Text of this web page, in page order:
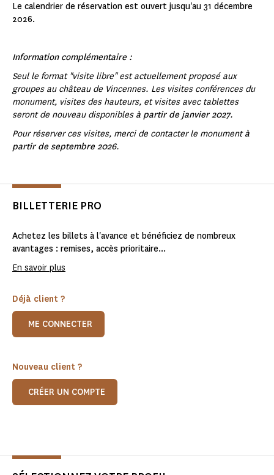
Le calendrier de réservation est ouvert jusqu'au 31 décembre
2026.
Information complémentaire :
Seul le format "visite libre" est actuellement proposé aux
groupes au château de Vincennes. Les visites conférences du
monument, visites des hauteurs, et visites avec tablettes
seront de nouveau disponibles à partir de janvier 2027.
Pour réserver ces visites, merci de contacter le monumentà
partir de septembre 2026.
BILLETTERIE PRO
Achetez les billets à l'avance et bénéficiez de nombreux
avantages : remises, accès prioritaire...
En savoir plus
Déjà client ?
ME CONNECTER
Nouveau client ?
CRÉER UN COMPTE